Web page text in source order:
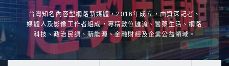
台灣知名內容型網路新媒體，2016年成立，由資深記者、
媒體人及影像工作者組成，專精數位匯流、醫藥生活、網路
科技、政治民調、新能源、金融財經及企業公益領域。